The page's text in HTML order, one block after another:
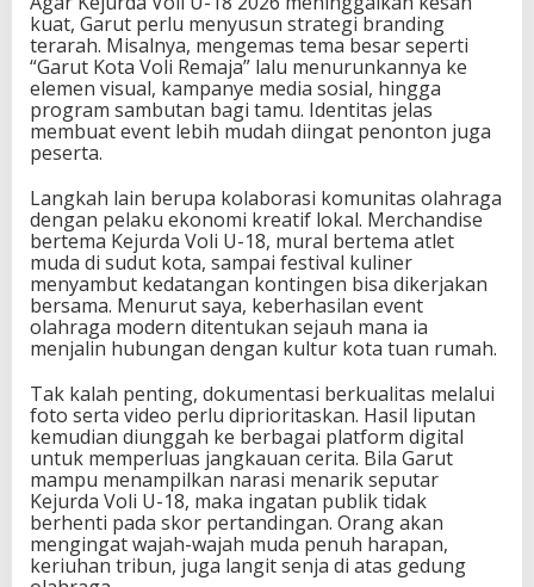
kuat, Garut perlu menyusun strategi branding
terarah. Misalnya, mengemas tema besar seperti
“Garut Kota Voli Remaja” lalu menurunkannya ke
elemen visual, kampanye media sosial, hingga
program sambutan bagi tamu. Identitas jelas
membuat event lebih mudah diingat penonton juga
peserta.
Langkah lain berupa kolaborasi komunitas olahraga
dengan pelaku ekonomi kreatif lokal. Merchandise
bertema Kejurda Voli U-18, mural bertema atlet
muda di sudut kota, sampai festival kuliner
menyambut kedatangan kontingen bisa dikerjakan
bersama. Menurut saya, keberhasilan event
olahraga modern ditentukan sejauh mana ia
menjalin hubungan dengan kultur kota tuan rumah.
Tak kalah penting, dokumentasi berkualitas melalui
foto serta video perlu diprioritaskan. Hasil liputan
kemudian diunggah ke berbagai platform digital
untuk memperluas jangkauan cerita. Bila Garut
mampu menampilkan narasi menarik seputar
Kejurda Voli U-18, maka ingatan publik tidak
berhenti pada skor pertandingan. Orang akan
mengingat wajah-wajah muda penuh harapan,
keriuhan tribun, juga langit senja di atas gedung